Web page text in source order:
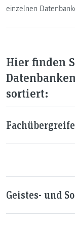
einzelnen
Hier finden
sortiert:
Geistes- und